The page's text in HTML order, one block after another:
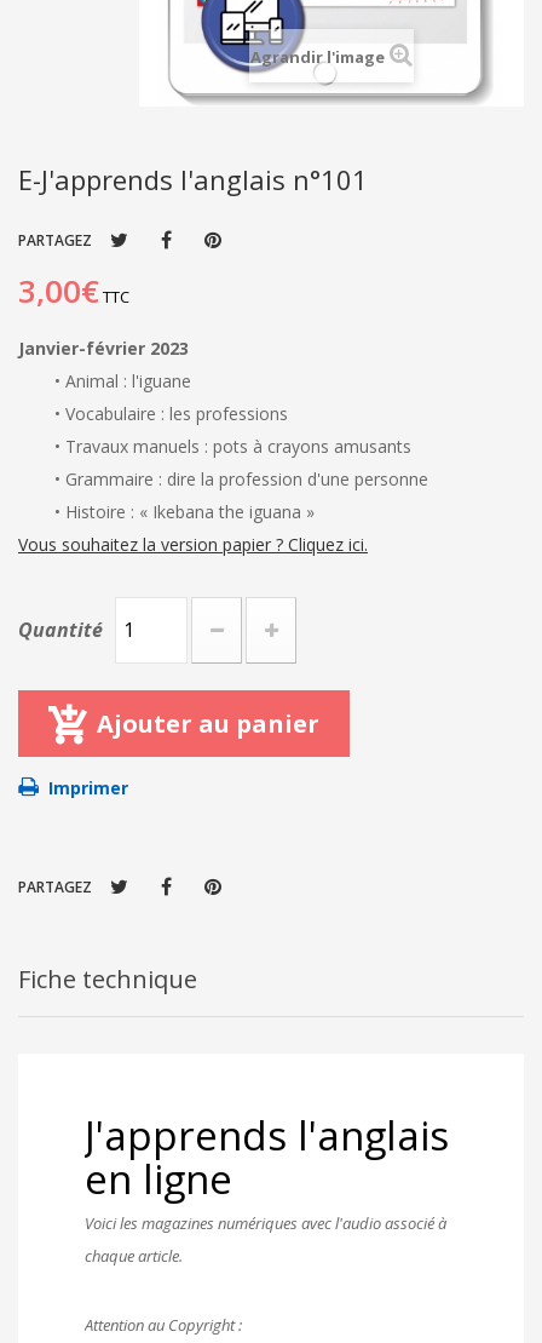
Agrandir l'image
E-J'apprends l'anglais n°101
PARTAGEZ
3,00€TTC
Janvier-février 2023
• Animal : l'iguane
• Vocabulaire : les professions
• Travaux manuels : pots à crayons amusants
• Grammaire : dire la profession d'une personne
• Histoire : « Ikebana the iguana »
Vous souhaitez la version papier ? Cliquez ici.
Quantité
Ajouter au panier
Imprimer
PARTAGEZ
Fiche technique
J'apprends l'anglais
en ligne
Voici les magazines numériques avec l'audio associé à
chaque article.
Attention au Copyright :